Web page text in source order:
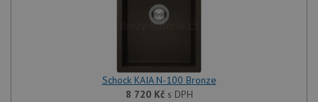
Schock KAIA N-100 Bronze
8 720 Kčs DPH